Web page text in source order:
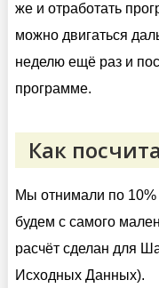
же и отработать
можно двигаться
неделю ещё раз и
программе.
Как
Мы отнимали по 10%
будем с самого
расчёт сделан для
Исходных Данных).